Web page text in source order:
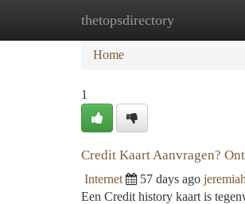
thetopsdirectory
Home New Site Listings
Home
1
Credit Kaart Aanvragen?
Internet 57 days ago
Een Credit history kaart is